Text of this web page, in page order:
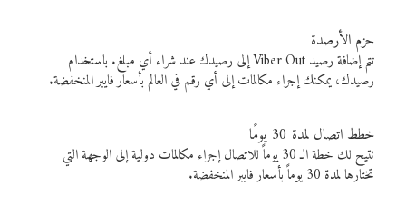
حزم الأرصدة
تتم إضافة رصيد Viber Out إلى رصيدك عند شراء أي مبلغ. باستخدام
رصيدك، يمكنك إجراء مكالمات إلى أي رقم في العالم بأسعار فايبر المنخفضة.
خطط اتصال لمدة 30 يومًا
تتيح لك خطة الـ 30 يوماً للاتصال إجراء مكالمات دولية إلى الوجهة التي
تختارها لمدة 30 يوماً بأسعار فايبر المنخفضة.